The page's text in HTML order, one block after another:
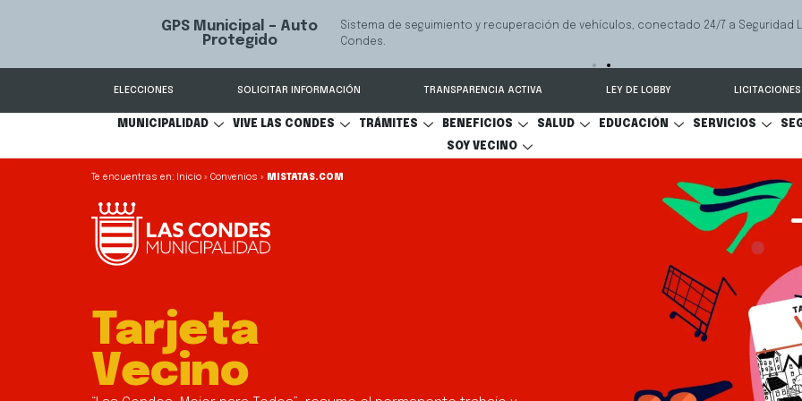
GPS Municipal – Auto
Protegido
Sistema de seguimiento y recuperación de vehículos, conectado 24/7 a Seguridad
Condes.
ELECCIONES SOLICITAR INFORMACIÓN TRANSPARENCIA ACTIVA LEY DE LOBBY LICITACIONES
MUNICIPALIDAD VIVE LAS CONDES TRÁMITES BENEFICIOS SALUD EDUCACIÓN SERVICIOS
SOY VECINO
Inicio » Convenios » MISTATAS.COM
Tarjeta
Vecino